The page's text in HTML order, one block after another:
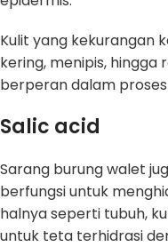
Kulit yang kekurangan
kering, menipis, hingga
berperan dalam
Salic acid
Sarang burung walet
berfungsi untuk
halnya seperti tubuh,
untuk teta terhidrasi